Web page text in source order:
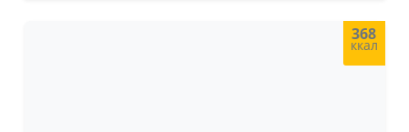
368
ккал